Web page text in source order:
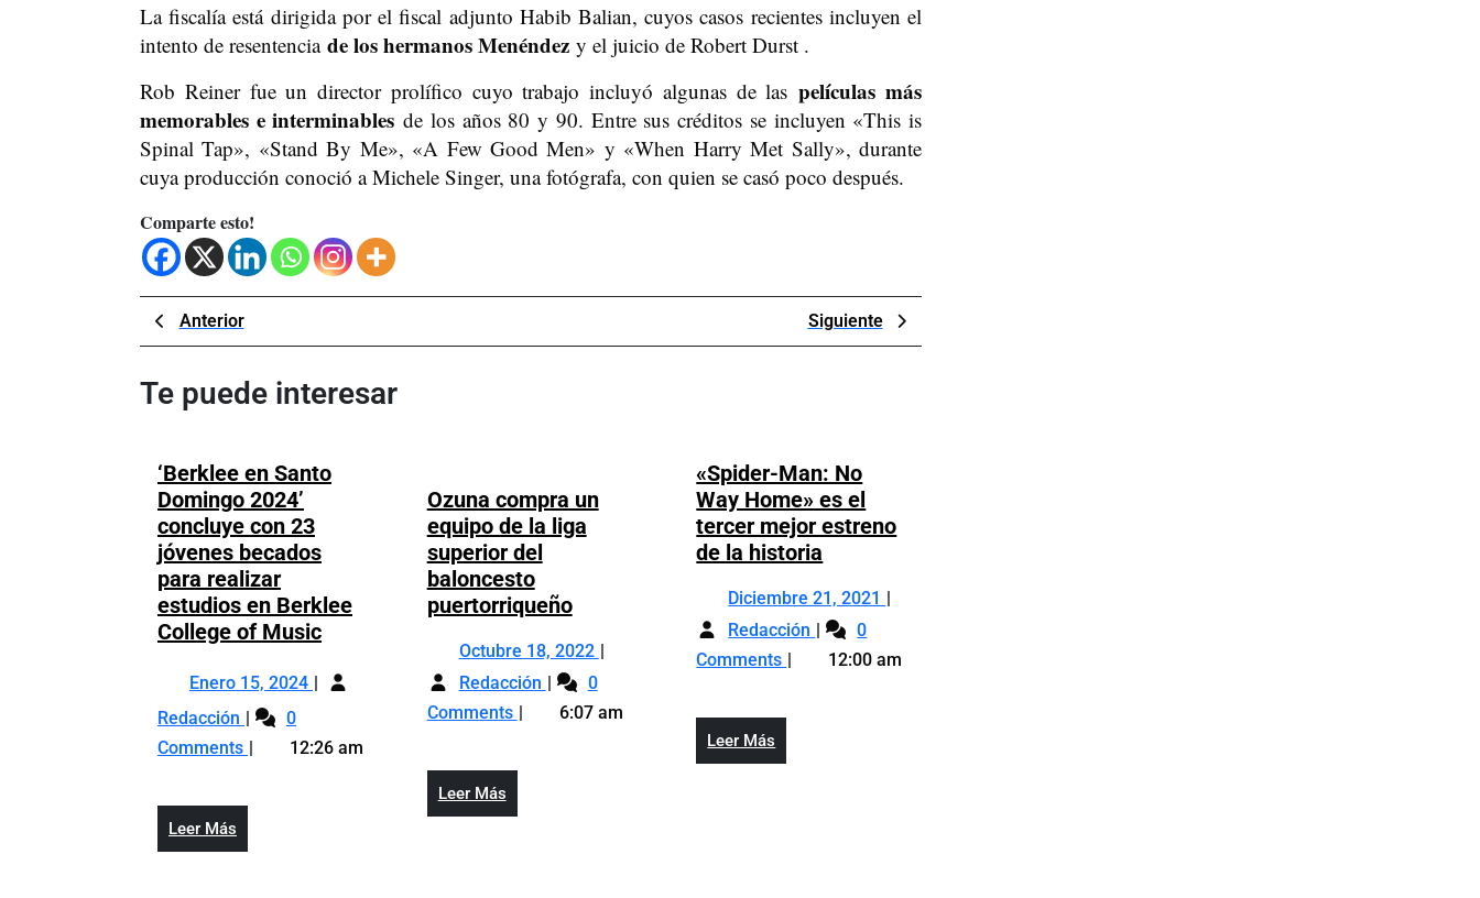
La fiscalía está dirigida por el fiscal adjunto Habib Balian, cuyos casos recientes incluyen el
intento de resentenciade los hermanos Menéndez y el juicio de Robert Durst .
Rob Reiner fue un director prolífico cuyo trabajo incluyó algunas de laspelículas más
memorables e interminables de los años 80 y 90. Entre sus créditos se incluyen «This is
Spinal Tap», «Stand By Me», «A Few Good Men» y «When Harry Met Sally», durante
cuya producción conoció a Michele Singer, una fotógrafa, con quien se casó poco después.
Comparte esto!
Navegación
de
entradas
AnteriorPrevious
Post
Siguiente
Post
Te puede interesar
‘Berklee en Santo
Domingo 2024’
concluye con 23
jóvenes becados
para realizar
estudios en Berklee
College of Music‘Berklee
Santo
2024’
concluye
Enero 15, 2024 Enero
Redacción ‘Berklee
en
0
Comments
12:26 am
Leer Más
Más
Ozuna compra un
equipo de la liga
superior del
baloncesto
puertorriqueñoOzuna
un
equipo
de
Octubre 18, 2022 Octubre
18,
Redacción Ozuna
compra
0
Comments
6:07 am
Leer MásLeer
Más
«Spider-Man: No
Way Home» es el
tercer mejor estreno
de la historia
No
Way
Home»
Diciembre 21, 2021 Diciembre
Redacción «Spider-
Man:
0
Comments
12:00 am
Leer Más
Más